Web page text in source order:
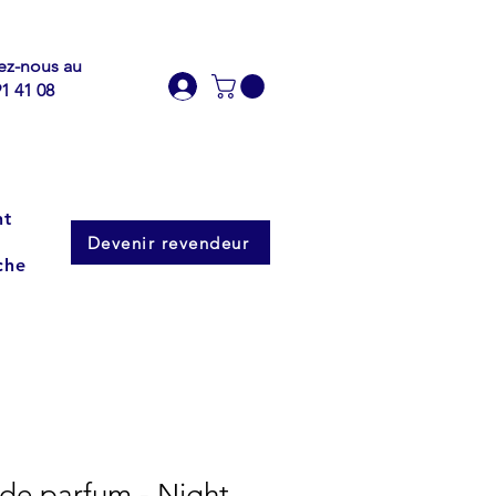
nous au
41 08
Devenir revendeur